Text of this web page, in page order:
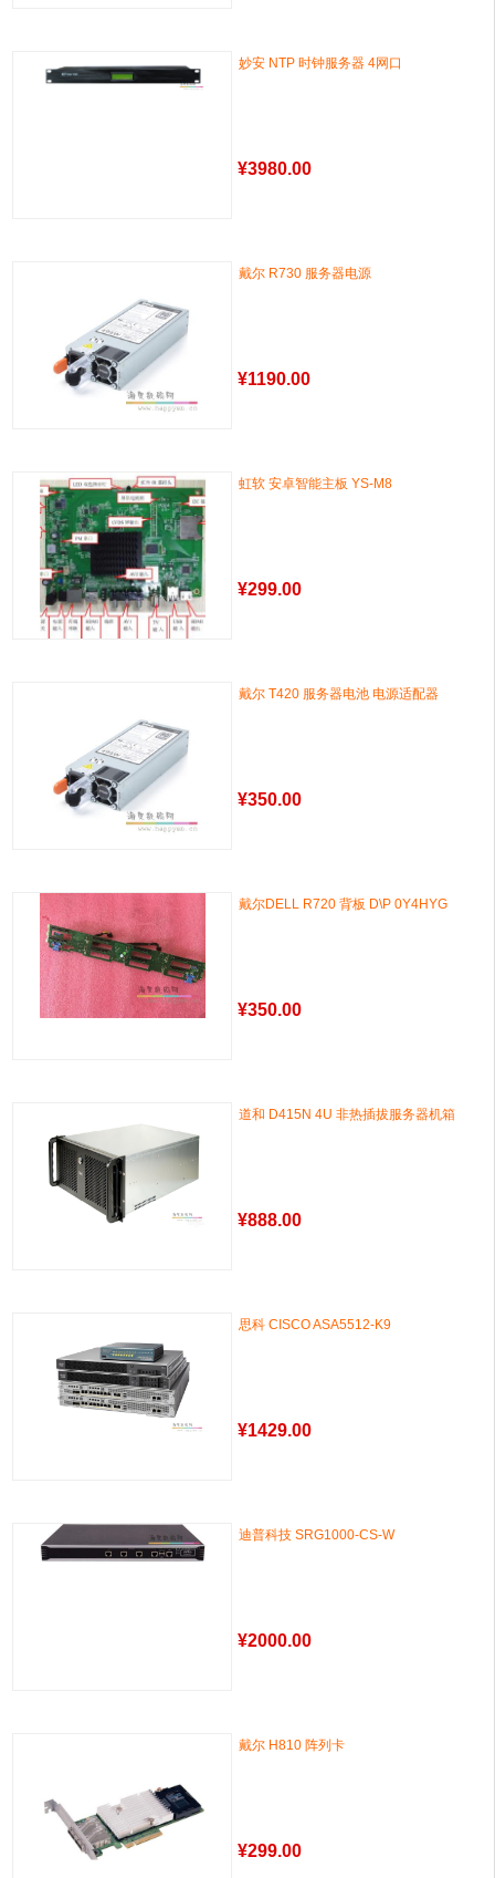
妙安 NTP 时钟服务器 4网口
¥3980.00
戴尔 R730 服务器电源
¥1190.00
虹软 安卓智能主板 YS-M8
¥299.00
戴尔 T420 服务器电池 电源适配器
¥350.00
戴尔DELL R720 背板 D\P 0Y4HYG
¥350.00
道和 D415N 4U 非热插拔服务器机箱
¥888.00
思科 CISCO ASA5512-K9
¥1429.00
迪普科技 SRG1000-CS-W
¥2000.00
戴尔 H810 阵列卡
¥299.00